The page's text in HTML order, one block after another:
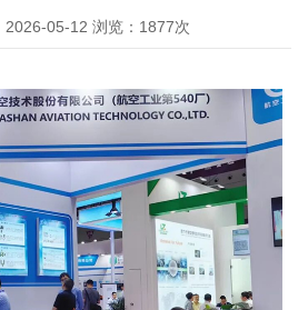
2026-05-12 浏览： 1877次